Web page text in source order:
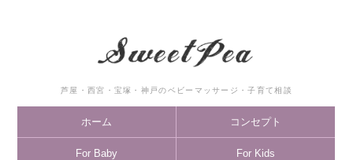
芦屋・西宮・宝塚・神戸のベビーマッサージ・子育て相談
ホーム コンセプト
For Baby For Kids